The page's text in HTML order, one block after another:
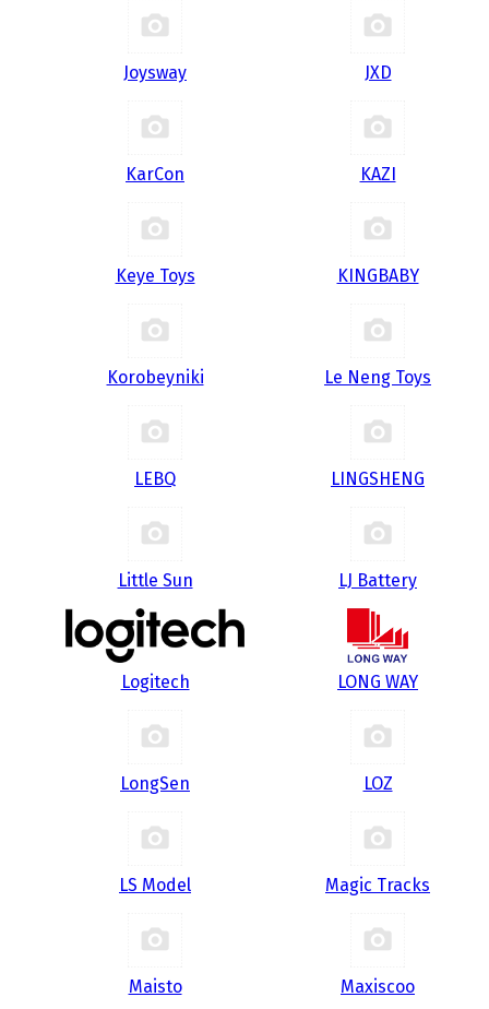
Joysway JXD
KarCon KAZI
Keye Toys KINGBABY
Korobeyniki Le Neng Toys
LEBQ LINGSHENG
Little Sun LJ Battery
Logitech LONG WAY
LongSen LOZ
LS Model Magic Tracks
Maisto Maxiscoo